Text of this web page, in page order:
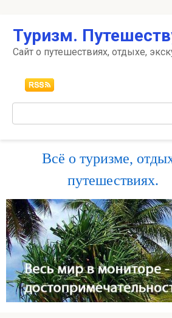
контенту
Туризм.
Сайт о путешествиях, отдыхе,
Всё о туризме,
путешествиях.